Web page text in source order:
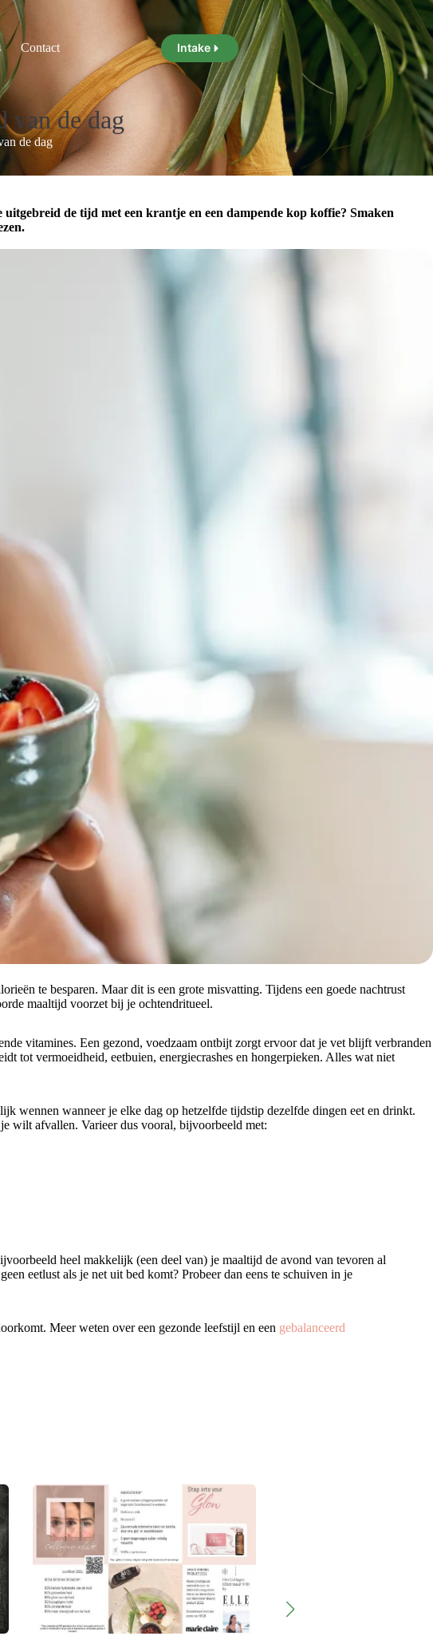
Contact Intake
van de dag
de dag
de tijd met een krantje en een dampende kop koffie? Smaken
te besparen. Maar dit is een grote misvatting. Tijdens een goede nachtrust
maaltijd voorzet bij je ochtendritueel.
vitamines. Een gezond, voedzaam ontbijt zorgt ervoor dat je vet blijft verbranden
tot vermoeidheid, eetbuien, energiecrashes en hongerpieken. Alles wat niet
wennen wanneer je elke dag op hetzelfde tijdstip dezelfde dingen eet en drinkt.
wilt afvallen. Varieer dus vooral, bijvoorbeeld met:
heel makkelijk (een deel van) je maaltijd de avond van tevoren al
eetlust als je net uit bed komt? Probeer dan eens te schuiven in je
Meer weten over een gezonde leefstijl en een gebalanceerd